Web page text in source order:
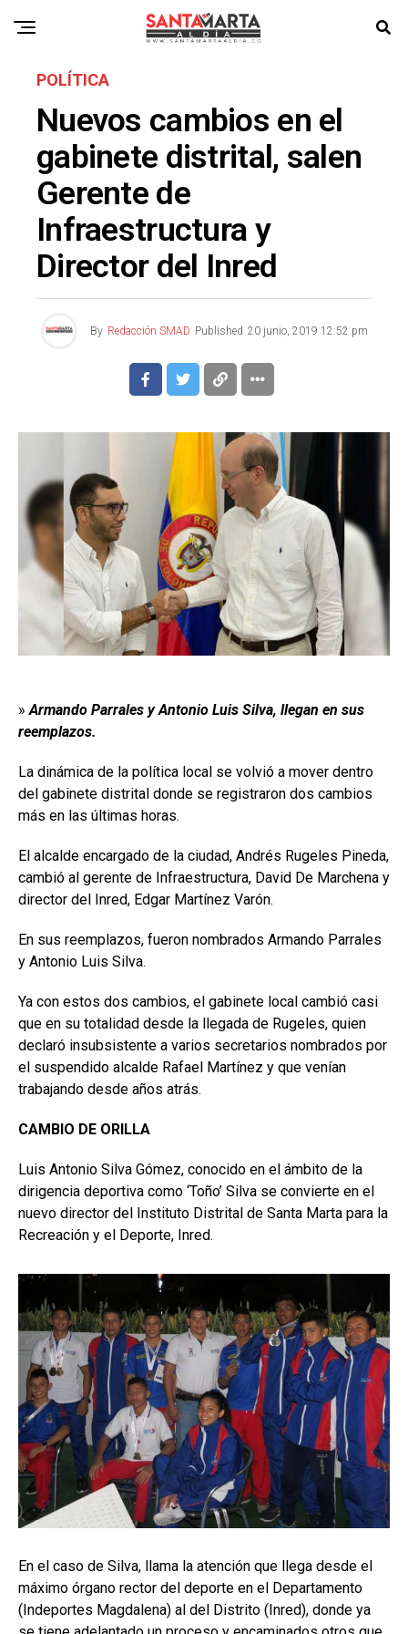
POLÍTICA
Nuevos cambios en el
gabinete distrital, salen
Gerente de
Infraestructura y
Director del Inred
By Redacción SMAD Published 20 junio, 2019 12:52 pm
»Armando Parrales y Antonio Luis Silva, llegan en sus
reemplazos.
La dinámica de la política local se volvió a mover dentro
del gabinete distrital donde se registraron dos cambios
más en las últimas horas.
El alcalde encargado de la ciudad, Andrés Rugeles Pineda,
cambió al gerente de Infraestructura, David De Marchena y
director del Inred, Edgar Martínez Varón.
En sus reemplazos, fueron nombrados Armando Parrales
y Antonio Luis Silva.
Ya con estos dos cambios, el gabinete local cambió casi
que en su totalidad desde la llegada de Rugeles, quien
declaró insubsistente a varios secretarios nombrados por
el suspendido alcalde Rafael Martínez y que venían
trabajando desde años atrás.
CAMBIO DE ORILLA
Luis Antonio Silva Gómez, conocido en el ámbito de la
dirigencia deportiva como ‘Toño’ Silva se convierte en el
nuevo director del Instituto Distrital de Santa Marta para la
Recreación y el Deporte, Inred.
En el caso de Silva, llama la atención que llega desde el
máximo órgano rector del deporte en el Departamento
(Indeportes Magdalena) al del Distrito (Inred), donde ya